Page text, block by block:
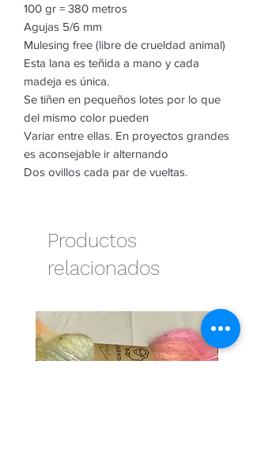
100 gr = 380 metros
Agujas 5/6 mm
Mulesing free (libre de crueldad animal)
Esta lana es teñida a mano y cada
madeja es única.
Se tiñen en pequeños lotes por lo que
del mismo color pueden
Variar entre ellas. En proyectos grandes
es aconsejable ir alternando
Dos ovillos cada par de vueltas.
Productos
relacionados